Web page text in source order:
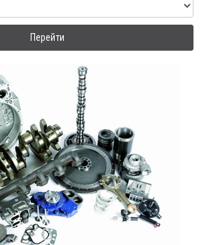
Перейти